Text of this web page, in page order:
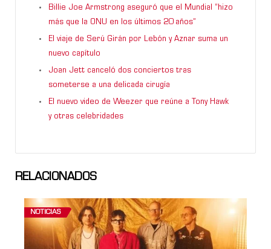
Billie Joe Armstrong aseguró que el Mundial “hizo
más que la ONU en los últimos 20 años”
El viaje de Serú Girán por Lebón y Aznar suma un
nuevo capítulo
Joan Jett canceló dos conciertos tras
someterse a una delicada cirugía
El nuevo video de Weezer que reúne a Tony Hawk
y otras celebridades
RELACIONADOS
NOTICIAS